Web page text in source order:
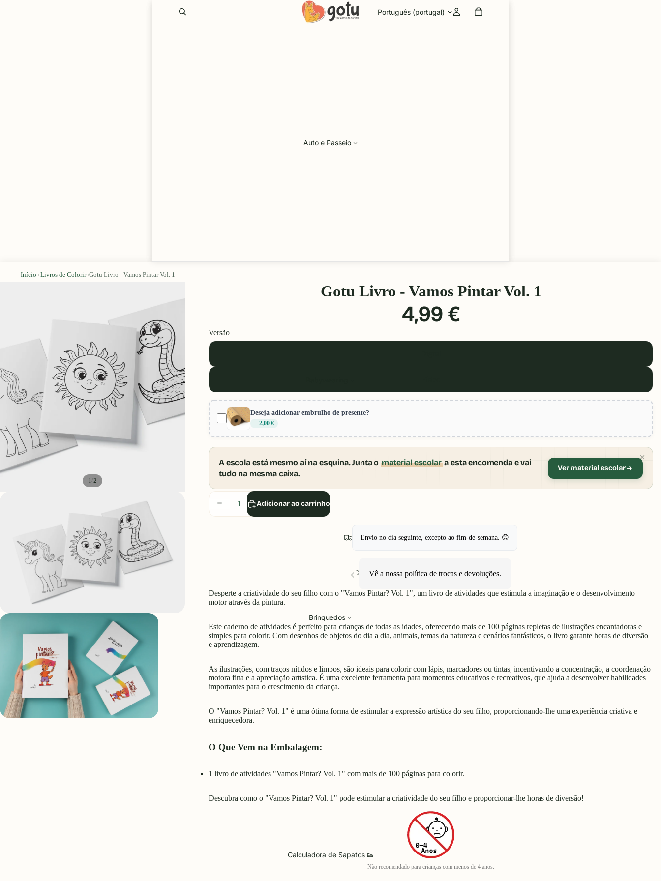
Idioma
Auto e Passeio
Brinquedos
Calculadora de Sapatos 👟
Início ›Livros de Colorir ›Gotu Livro - Vamos Pintar Vol. 1
1 /2
Gotu Livro - Vamos Pintar Vol. 1
4,99 €
Versão
Deseja adicionar embrulho de presente?
+ 2,00 €
Diminuir
quantidade
Aumentar
A escola está mesmo aí na esquina. Junta omaterial escolara esta encomenda e vai
tudo na mesma caixa.
Ver material escolar
Adicionar ao carrinho
Envio no dia seguinte, excepto ao fim-de-semana. 😊
Vê a nossa política de trocas e devoluções.
Desperte a criatividade do seu filho com o "Vamos Pintar? Vol. 1", um livro de atividades que estimula a imaginação e o desenvolvimento
motor através da pintura.
Este caderno de atividades é perfeito para crianças de todas as idades, oferecendo mais de 100 páginas repletas de ilustrações encantadoras e
simples para colorir. Com desenhos de objetos do dia a dia, animais, temas da natureza e cenários fantásticos, o livro garante horas de diversão
e aprendizagem.
As ilustrações, com traços nítidos e limpos, são ideais para colorir com lápis, marcadores ou tintas, incentivando a concentração, a coordenação
motora fina e a apreciação artística. É uma excelente ferramenta para momentos educativos e recreativos, que ajuda a desenvolver habilidades
importantes para o crescimento da criança.
O "Vamos Pintar? Vol. 1" é uma ótima forma de estimular a expressão artística do seu filho, proporcionando-lhe uma experiência criativa e
enriquecedora.
O Que Vem na Embalagem:
1 livro de atividades "Vamos Pintar? Vol. 1" com mais de 100 páginas para colorir.
Descubra como o "Vamos Pintar? Vol. 1" pode estimular a criatividade do seu filho e proporcionar-lhe horas de diversão!
Não recomendado para crianças com menos de 4 anos.